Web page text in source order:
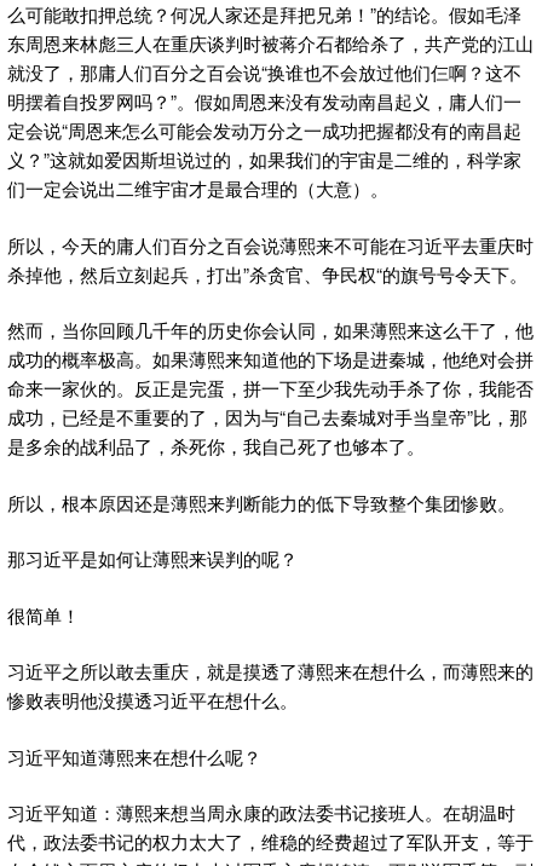
么可能敢扣押总统？何况人家还是拜把兄弟！”的结论。假如毛泽
东周恩来林彪三人在重庆谈判时被蒋介石都给杀了，共产党的江山
就没了，那庸人们百分之百会说“换谁也不会放过他们仨啊？这不
明摆着自投罗网吗？”。假如周恩来没有发动南昌起义，庸人们一
定会说“周恩来怎么可能会发动万分之一成功把握都没有的南昌起
义？”这就如爱因斯坦说过的，如果我们的宇宙是二维的，科学家
们一定会说出二维宇宙才是最合理的（大意）。
所以，今天的庸人们百分之百会说薄熙来不可能在习近平去重庆时
杀掉他，然后立刻起兵，打出”杀贪官、争民权“的旗号号令天下。
然而，当你回顾几千年的历史你会认同，如果薄熙来这么干了，他
成功的概率极高。如果薄熙来知道他的下场是进秦城，他绝对会拼
命来一家伙的。反正是完蛋，拼一下至少我先动手杀了你，我能否
成功，已经是不重要的了，因为与“自己去秦城对手当皇帝”比，那
是多余的战利品了，杀死你，我自己死了也够本了。
所以，根本原因还是薄熙来判断能力的低下导致整个集团惨败。
那习近平是如何让薄熙来误判的呢？
很简单！
习近平之所以敢去重庆，就是摸透了薄熙来在想什么，而薄熙来的
惨败表明他没摸透习近平在想什么。
习近平知道薄熙来在想什么呢？
习近平知道：薄熙来想当周永康的政法委书记接班人。在胡温时
代，政法委书记的权力太大了，维稳的经费超过了军队开支，等于